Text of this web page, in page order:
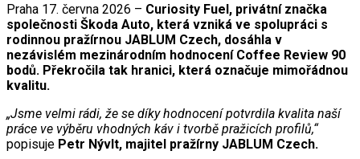
Praha 17. června 2026 – Curiosity Fuel, privátní značka
společnosti Škoda Auto, která vzniká ve spolupráci s
rodinnou pražírnou JABLUM Czech, dosáhla v
nezávislém mezinárodním hodnocení Coffee Review 90
bodů. Překročila tak hranici, která označuje mimořádnou
kvalitu.
„Jsme velmi rádi, že se díky hodnocení potvrdila kvalita naší
práce ve výběru vhodných káv i tvorbě pražicích profilů,“
popisuje Petr Nývlt, majitel pražírny JABLUM Czech.